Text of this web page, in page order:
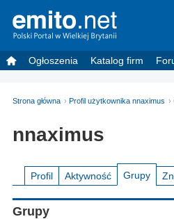
Ogłoszenia Katalog firm
Strona główna Profil użytkownika nnaximus
nnaximus
Profil Aktywność Grupy
Grupy